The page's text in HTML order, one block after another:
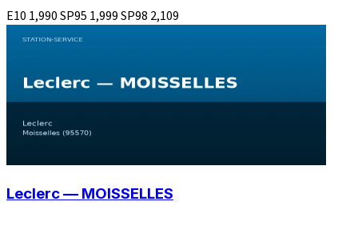
E10 1,990SP95 1,999SP98 2,109
Leclerc — MOISSELLES